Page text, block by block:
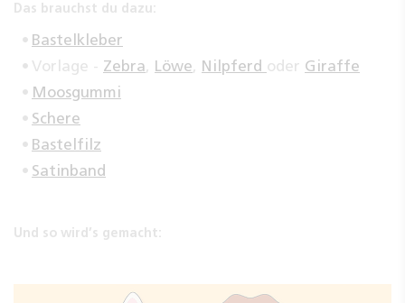
Das brauchst du dazu:
Bastelkleber
Vorlage - Zebra, Löwe, Nilpferd oder Giraffe
Moosgummi
Schere
Bastelfilz
Satinband
Und so wird’s gemacht: